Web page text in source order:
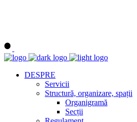
DESPRE
Servicii
Structură, organizare, spații
Organigramă
Secții